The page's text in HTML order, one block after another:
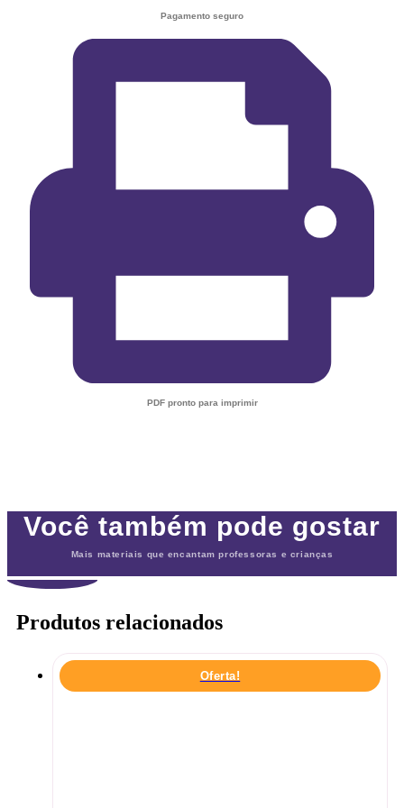
Pagamento seguro
PDF pronto para imprimir
Você também pode gostar
Mais materiais que encantam professoras e crianças
Produtos relacionados
Oferta!